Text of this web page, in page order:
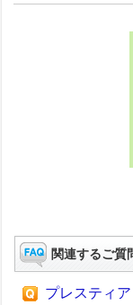
関連するご質
プレスティ